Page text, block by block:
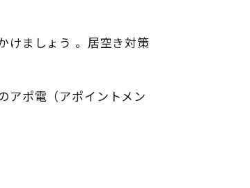
けましょう 。居空き対策
アポ電（アポイントメン